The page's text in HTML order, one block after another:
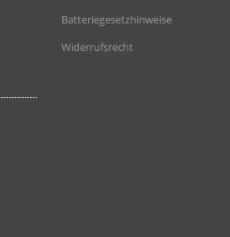
Batteriegesetzhinweise
Widerrufsrecht